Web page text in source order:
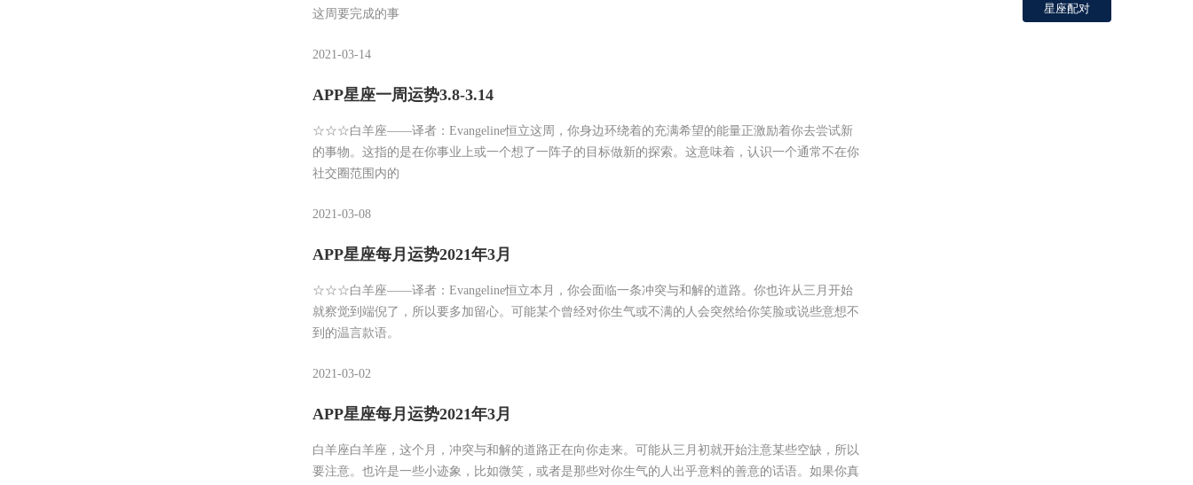
这周要完成的事
2021-03-14
APP星座一周运势3.8-3.14
☆☆☆白羊座——译者：Evangeline恒立这周，你身边环绕着的充满希望的能量正激励着你去尝试新
的事物。这指的是在你事业上或一个想了一阵子的目标做新的探索。这意味着，认识一个通常不在你
社交圈范围内的
2021-03-08
APP星座每月运势2021年3月
☆☆☆白羊座——译者：Evangeline恒立本月，你会面临一条冲突与和解的道路。你也许从三月开始
就察觉到端倪了，所以要多加留心。可能某个曾经对你生气或不满的人会突然给你笑脸或说些意想不
到的温言款语。
2021-03-02
APP星座每月运势2021年3月
白羊座白羊座，这个月，冲突与和解的道路正在向你走来。可能从三月初就开始注意某些空缺，所以
要注意。也许是一些小迹象，比如微笑，或者是那些对你生气的人出乎意料的善意的话语。如果你真
星座配对